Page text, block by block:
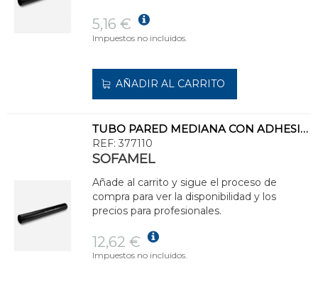
5,16 €
Impuestos no incluidos.
AÑADIR AL CARRITO
TUBO PARED MEDIANA CON ADHESIVO TPMA-22/6
REF: 377110
SOFAMEL
Añade al carrito y sigue el proceso de
compra para ver la disponibilidad y los
precios para profesionales.
12,62 €
Impuestos no incluidos.